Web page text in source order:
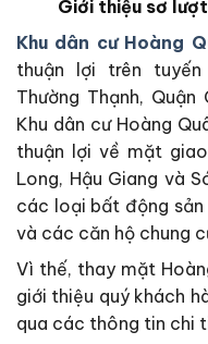
Giới thiệu sơ
Khu dân cư Hoàng
thuận lợi trên tuyến
Thường Thạnh, Quận
Khu dân cư Hoàng
thuận lợi về mặt
Long, Hậu Giang và
các loại bất động sản
và các căn hộ chung
Vì thế, thay mặt
giới thiệu quý khách
qua các thông tin chi